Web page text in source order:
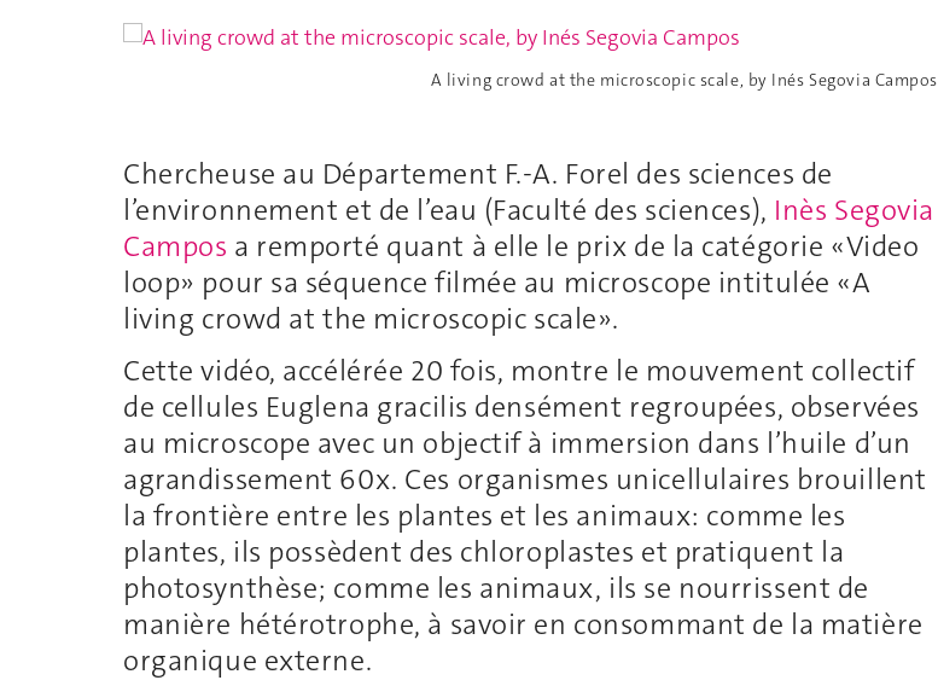
A living crowd at the microscopic scale, by Inés Segovia Campos
Chercheuse au Département F.-A. Forel des sciences de
l’environnement et de l’eau (Faculté des sciences), Inès Segovia
Campos a remporté quant à elle le prix de la catégorie «Video
loop» pour sa séquence filmée au microscope intitulée «A
living crowd at the microscopic scale».
Cette vidéo, accélérée 20 fois, montre le mouvement collectif
de cellules Euglena gracilis densément regroupées, observées
au microscope avec un objectif à immersion dans l’huile d’un
agrandissement 60x. Ces organismes unicellulaires brouillent
la frontière entre les plantes et les animaux: comme les
plantes, ils possèdent des chloroplastes et pratiquent la
photosynthèse; comme les animaux, ils se nourrissent de
manière hétérotrophe, à savoir en consommant de la matière
organique externe.